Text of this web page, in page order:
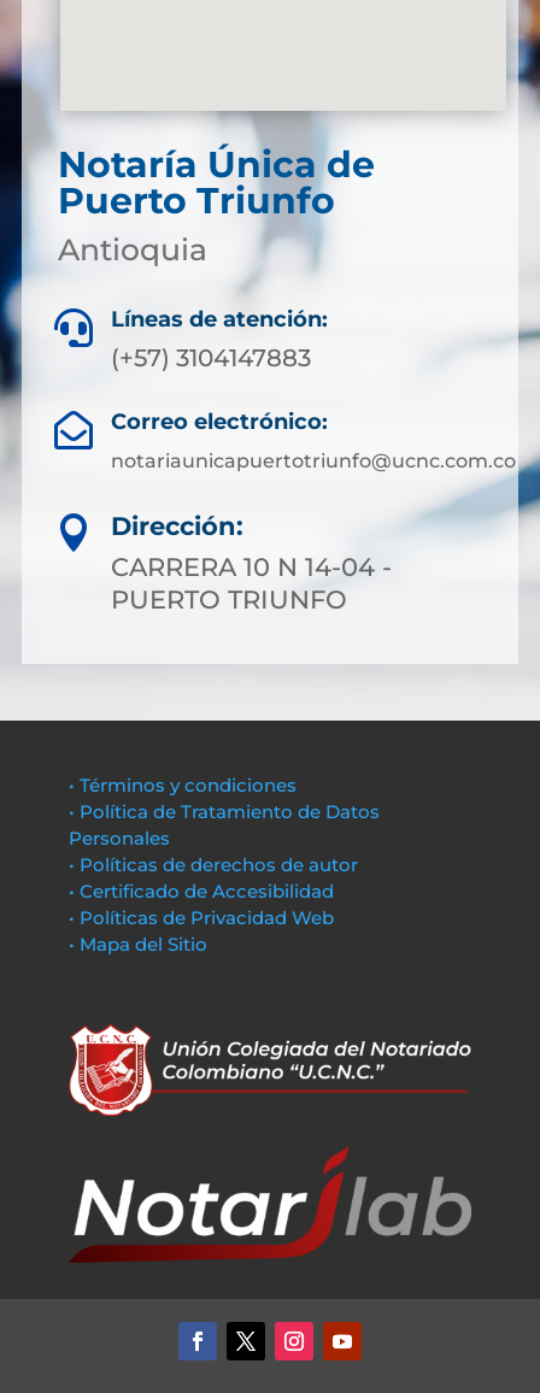
Notaría Única de
Puerto Triunfo
Antioquia
 Líneas de atención:
(+57) 3104147883
 Correo electrónico:
notariaunicapuertotriunfo@ucnc.com.co

Dirección:
CARRERA 10 N 14-04 -
PUERTO TRIUNFO
• Términos y condiciones
• Política de Tratamiento de Datos
Personales
• Políticas de derechos de autor
• Certificado de Accesibilidad
• Políticas de Privacidad Web
• Mapa del Sitio